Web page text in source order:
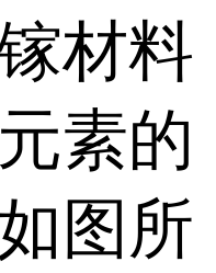
材料
素的
图所